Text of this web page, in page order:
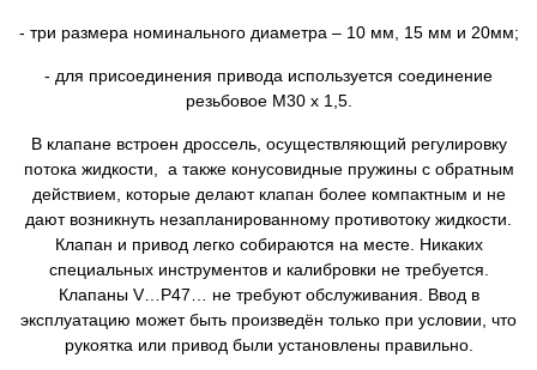
- три размера номинального диаметра – 10 мм, 15 мм и 20мм;
- для присоединения привода используется соединение
резьбовое M30 x 1,5.
В клапане встроен дроссель, осуществляющий регулировку
потока жидкости, а также конусовидные пружины с обратным
действием, которые делают клапан более компактным и не
дают возникнуть незапланированному противотоку жидкости.
Клапан и привод легко собираются на месте. Никаких
специальных инструментов и калибровки не требуется.
Клапаны V…P47… не требуют обслуживания. Ввод в
эксплуатацию может быть произведён только при условии, что
рукоятка или привод были установлены правильно.